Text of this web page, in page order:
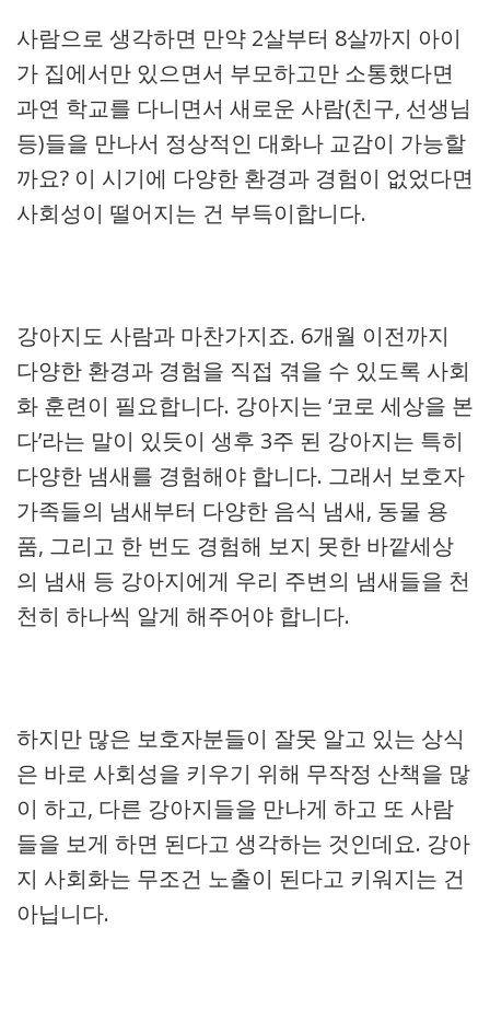
사람으로 생각하면 만약 2살부터 8살까지 아이
가 집에서만 있으면서 부모하고만 소통했다면
과연 학교를 다니면서 새로운 사람(친구, 선생님
등)들을 만나서 정상적인 대화나 교감이 가능할
까요? 이 시기에 다양한 환경과 경험이 없었다면
사회성이 떨어지는 건 부득이합니다.
강아지도 사람과 마찬가지죠. 6개월 이전까지
다양한 환경과 경험을 직접 겪을 수 있도록 사회
화 훈련이 필요합니다. 강아지는 ‘코로 세상을 본
다’라는 말이 있듯이 생후 3주 된 강아지는 특히
다양한 냄새를 경험해야 합니다. 그래서 보호자
가족들의 냄새부터 다양한 음식 냄새, 동물 용
품, 그리고 한 번도 경험해 보지 못한 바깥세상
의 냄새 등 강아지에게 우리 주변의 냄새들을 천
천히 하나씩 알게 해주어야 합니다.
하지만 많은 보호자분들이 잘못 알고 있는 상식
은 바로 사회성을 키우기 위해 무작정 산책을 많
이 하고, 다른 강아지들을 만나게 하고 또 사람
들을 보게 하면 된다고 생각하는 것인데요. 강아
지 사회화는 무조건 노출이 된다고 키워지는 건
아닙니다.